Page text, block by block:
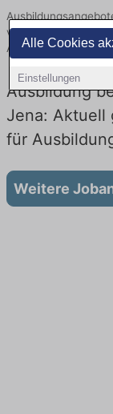
Alle Cookies
Einstellungen
von namhaften
Arbeitgebern und
Ausbildung
Jena: Aktuell
für
Weitere